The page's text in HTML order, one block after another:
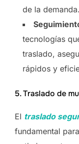
de la demanda.
tecnologías
traslado,
rápidos y
5. Traslado de
El traslado
fundamental